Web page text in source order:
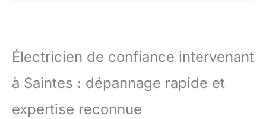
Électricien de confiance intervenant
à Saintes : dépannage rapide et
expertise reconnue